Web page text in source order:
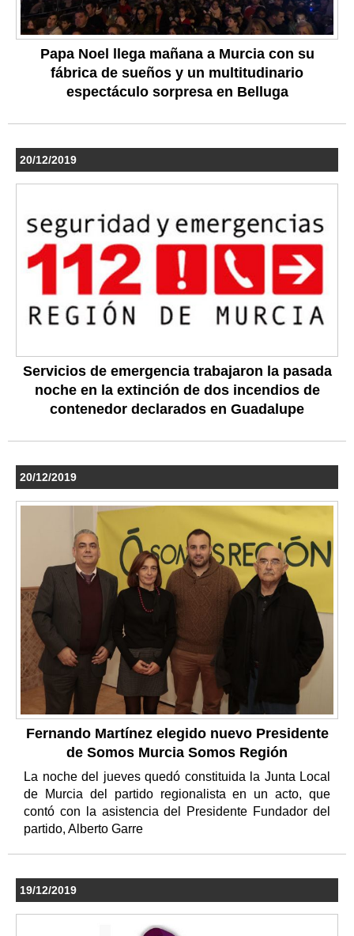
Papa Noel llega mañana a Murcia con su
fábrica de sueños y un multitudinario
espectáculo sorpresa en Belluga
20/12/2019
Servicios de emergencia trabajaron la pasada
noche en la extinción de dos incendios de
contenedor declarados en Guadalupe
20/12/2019
Fernando Martínez elegido nuevo Presidente
de Somos Murcia Somos Región
La noche del jueves quedó constituida la Junta Local
de Murcia del partido regionalista en un acto, que
contó con la asistencia del Presidente Fundador del
partido, Alberto Garre
19/12/2019